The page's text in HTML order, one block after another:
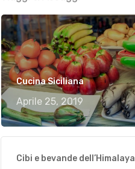
Cucina Siciliana
Aprile 25, 2019
Cibi e bevande dell’Himalaya